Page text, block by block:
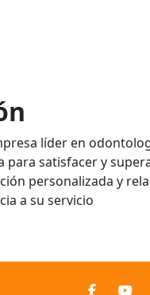
líder en
para satisfacer y
personalizada y
a su servicio